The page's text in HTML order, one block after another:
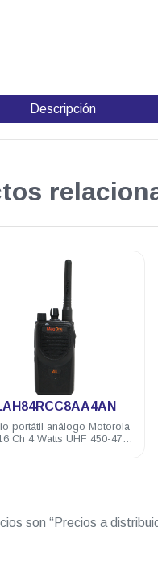
Descripción
.
portátil análogo Motorola
Ch 4 Watts UHF 450-470
son “Precios a